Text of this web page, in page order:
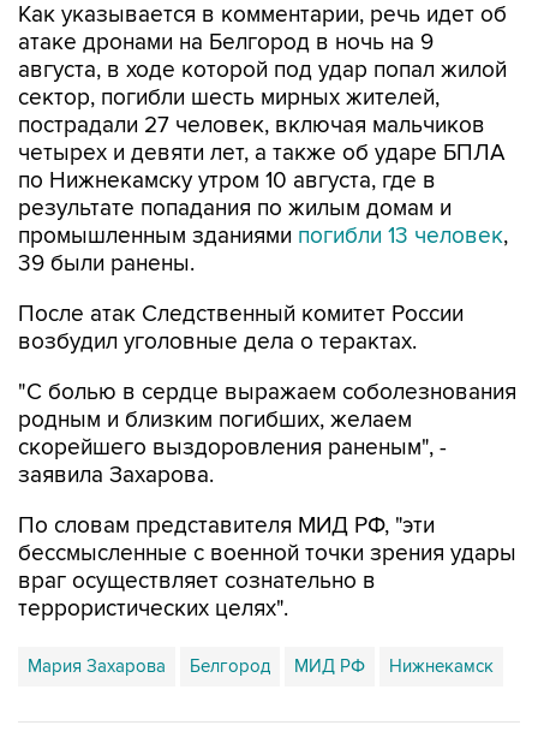
Как указывается в комментарии, речь идет об
атаке дронами на Белгород в ночь на 9
августа, в ходе которой под удар попал жилой
сектор, погибли шесть мирных жителей,
пострадали 27 человек, включая мальчиков
четырех и девяти лет, а также об ударе БПЛА
по Нижнекамску утром 10 августа, где в
результате попадания по жилым домам и
промышленным зданиями погибли 13 человек,
39 были ранены.
После атак Следственный комитет России
возбудил уголовные дела о терактах.
"С болью в сердце выражаем соболезнования
родным и близким погибших, желаем
скорейшего выздоровления раненым", -
заявила Захарова.
По словам представителя МИД РФ, "эти
бессмысленные с военной точки зрения удары
враг осуществляет сознательно в
террористических целях".
Мария Захарова Белгород МИД РФ Нижнекамск